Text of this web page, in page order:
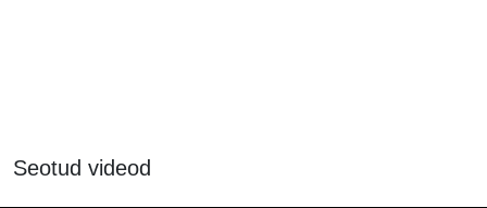
Seotud videod